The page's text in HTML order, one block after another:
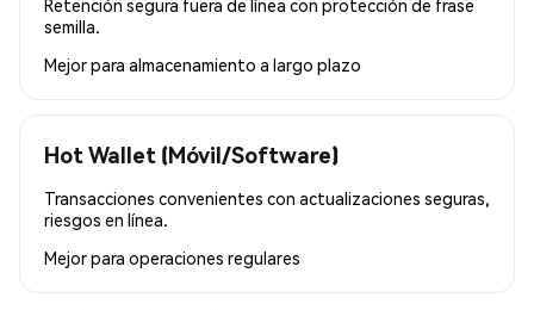
Retención segura fuera de línea con protección de frase
semilla.
Mejor para almacenamiento a largo plazo
Hot Wallet (Móvil/Software)
Transacciones convenientes con actualizaciones seguras,
riesgos en línea.
Mejor para operaciones regulares